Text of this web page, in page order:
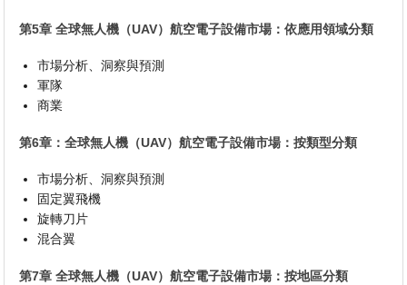
第5章 全球無人機（UAV）航空電子設備市場：依應用領域分類
市場分析、洞察與預測
軍隊
商業
第6章：全球無人機（UAV）航空電子設備市場：按類型分類
市場分析、洞察與預測
固定翼飛機
旋轉刀片
混合翼
第7章 全球無人機（UAV）航空電子設備市場：按地區分類